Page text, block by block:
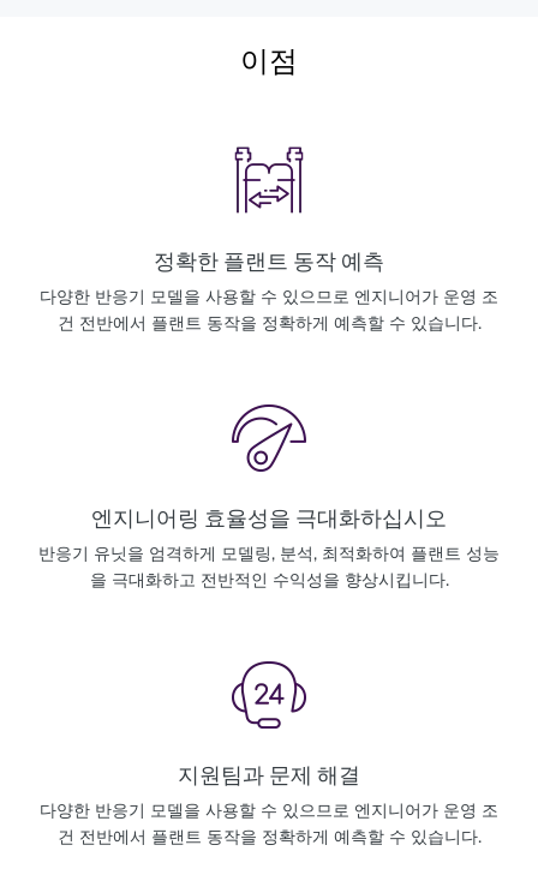
이점
정확한 플랜트 동작 예측
다양한 반응기 모델을 사용할 수 있으므로 엔지니어가 운영 조
건 전반에서 플랜트 동작을 정확하게 예측할 수 있습니다.
엔지니어링 효율성을 극대화하십시오
반응기 유닛을 엄격하게 모델링, 분석, 최적화하여 플랜트 성능
을 극대화하고 전반적인 수익성을 향상시킵니다.
지원팀과 문제 해결
다양한 반응기 모델을 사용할 수 있으므로 엔지니어가 운영 조
건 전반에서 플랜트 동작을 정확하게 예측할 수 있습니다.